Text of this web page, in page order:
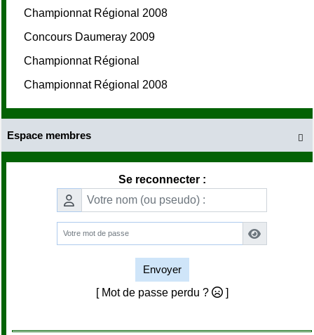
Championnat Régional 2008
Concours Daumeray 2009
Championnat Régional
Championnat Régional 2008

Espace membres
Se reconnecter :
Envoyer
[ Mot de passe perdu ?
]